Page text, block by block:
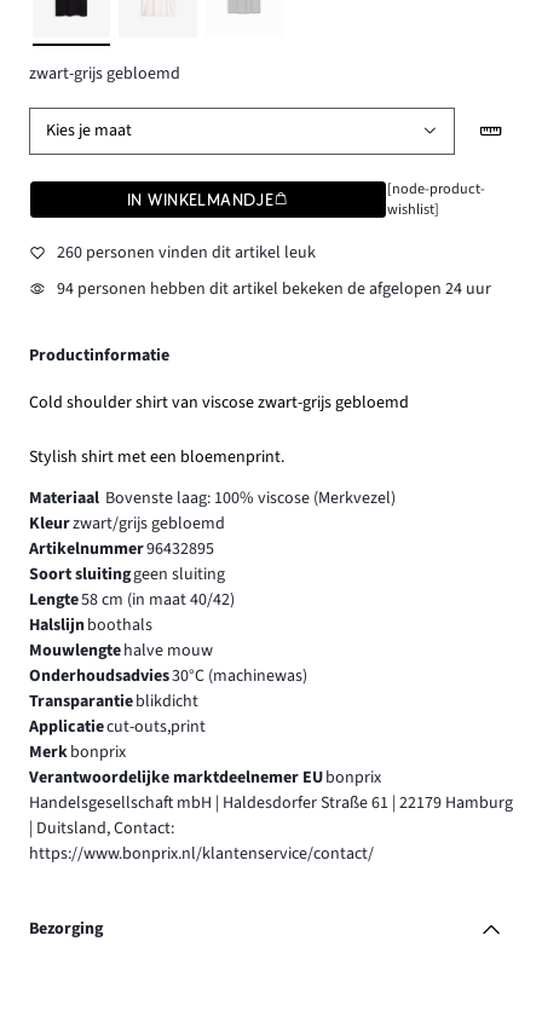
zwart-grijs gebloemd
Kies je maat
IN WINKELMANDJE
[node-product-
wishlist]
260 personen vinden dit artikel leuk
94 personen hebben dit artikel bekeken de afgelopen 24 uur
Productinformatie
Cold shoulder shirt van viscose zwart-grijs gebloemd
Stylish shirt met een bloemenprint.
Materiaal Bovenste laag: 100% viscose (Merkvezel)
Kleurzwart/grijs gebloemd
Artikelnummer96432895
Soort sluitinggeen sluiting
Lengte58 cm (in maat 40/42)
Halslijnboothals
Mouwlengtehalve mouw
Onderhoudsadvies30°C (machinewas)
Transparantieblikdicht
Applicatiecut-outs,print
Merkbonprix
Verantwoordelijke marktdeelnemer EUbonprix
Handelsgesellschaft mbH | Haldesdorfer Straße 61 | 22179 Hamburg
| Duitsland, Contact:
https://www.bonprix.nl/klantenservice/contact/
Bezorging